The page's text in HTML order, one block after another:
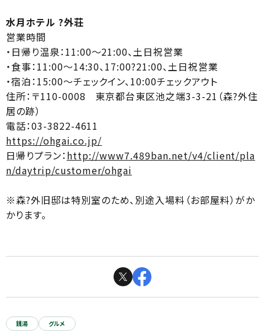
水月ホテル ?外荘
営業時間
・日帰り温泉：11:00～21:00、土日祝営業
・食事：11:00～14:30、17:00?21:00、土日祝営業
・宿泊：15:00～チェックイン、10:00チェックアウト
住所：〒110-0008 東京都台東区池之端3-3-21（森?外住
居の跡）
電話：03-3822-4611
https://ohgai.co.jp/
日帰りプラン：http://www7.489ban.net/v4/client/pla
n/daytrip/customer/ohgai
※森?外旧邸は特別室のため、別途入場料（お部屋料）がか
かります。
銭湯 グルメ